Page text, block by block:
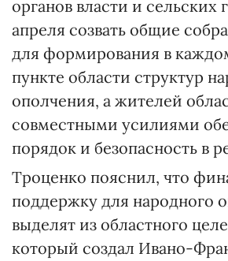
органов власти и сельских
апреля созвать общие
для формирования в
пункте области структур
ополчения, а жителей
совместными усилиями
порядок и безопасность в
Троценко пояснил, что
поддержку для народного
выделят из областного
который создал Ивано-